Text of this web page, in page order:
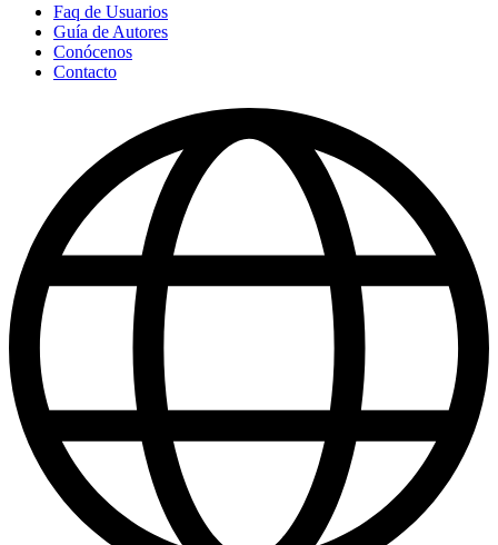
Faq de Usuarios
Guía de Autores
Conócenos
Contacto